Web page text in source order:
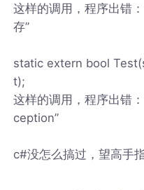
这样的调用，程序出错
存”
static extern bool
t);
这样的调用，程序出错
ception”
c#没怎么搞过，望高手